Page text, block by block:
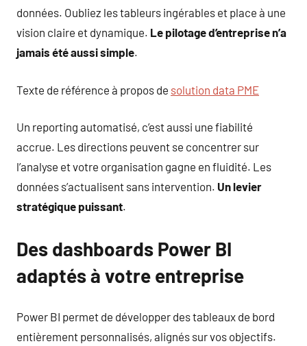
données. Oubliez les tableurs ingérables et place à une
vision claire et dynamique. Le pilotage d’entreprise n’a
jamais été aussi simple.
Texte de référence à propos de solution data PME
Un reporting automatisé, c’est aussi une fiabilité
accrue. Les directions peuvent se concentrer sur
l’analyse et votre organisation gagne en fluidité. Les
données s’actualisent sans intervention. Un levier
stratégique puissant.
Des dashboards Power BI
adaptés à votre entreprise
Power BI permet de développer des tableaux de bord
entièrement personnalisés, alignés sur vos objectifs.